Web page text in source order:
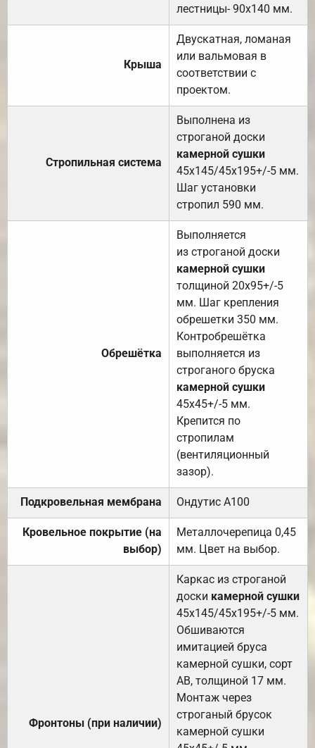
лестницы- 90х140 мм.
Крыша
Двускатная, ломаная
или вальмовая в
соответствии с
проектом.
Стропильная система
Выполнена из
строганой доски
камерной сушки
45х145/45х195+/-5 мм.
Шаг установки
стропил 590 мм.
Обрешётка
Выполняется
из строганой доски
камерной сушки
толщиной 20х95+/-5
мм. Шаг крепления
обрешетки 350 мм.
Контробрешётка
выполняется из
строганого бруска
камерной сушки
45х45+/-5 мм.
Крепится по
стропилам
(вентиляционный
зазор).
Подкровельная мембрана Ондутис А100
Кровельное покрытие (на
выбор)
Металлочерепица 0,45
мм. Цвет на выбор.
Фронтоны (при наличии)
Каркас из строганой
доски камерной сушки
45х145/45х195+/-5 мм.
Обшиваются
имитацией бруса
камерной сушки, сорт
АВ, толщиной 17 мм.
Монтаж через
строганый брусок
камерной сушки